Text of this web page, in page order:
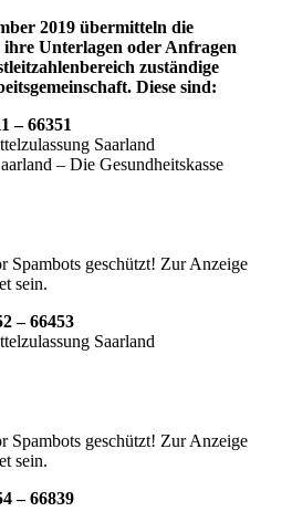
2019 übermitteln die
Unterlagen oder Anfragen
zuständige
Diese sind:
– 66351
Saarland
– Die Gesundheitskasse
Spambots geschützt! Zur Anzeige
sein.
– 66453
Saarland
Spambots geschützt! Zur Anzeige
sein.
– 66839